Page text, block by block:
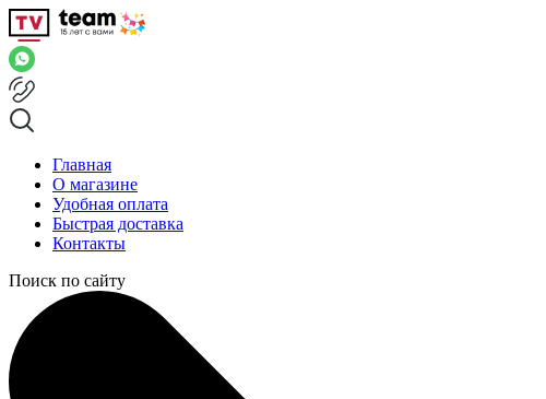
Главная
О магазине
Удобная оплата
Быстрая доставка
Контакты
Поиск по сайту